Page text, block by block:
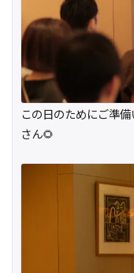
この日のためにご準
さん🌻